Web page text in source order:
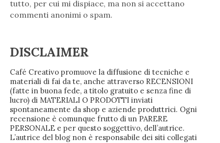
tutto, per cui mi dispiace, ma non si accettano
commenti anonimi o spam.
DISCLAIMER
Café Creativo promuove la diffusione di tecniche e
materiali di fai da te, anche attraverso RECENSIONI
(fatte in buona fede, a titolo gratuito e senza fine di
lucro) di MATERIALI O PRODOTTI inviati
spontaneamente da shop e aziende produttrici. Ogni
recensione è comunque frutto di un PARERE
PERSONALE e per questo soggettivo, dell’autrice.
L’autrice del blog non è responsabile dei siti collegati